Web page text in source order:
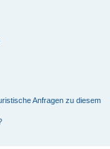
Anfragen zu diesem